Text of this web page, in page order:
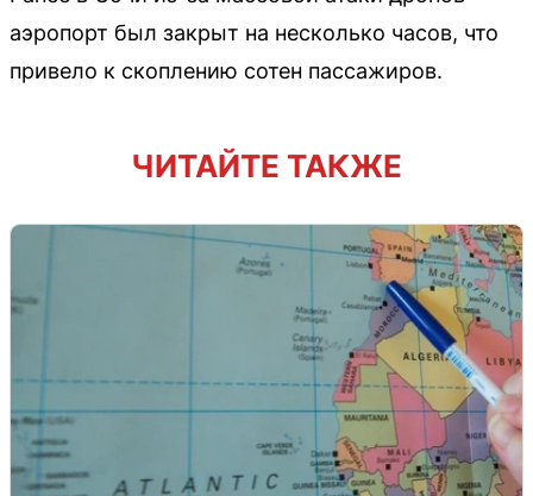
аэропорт был закрыт на несколько часов, что
привело к скоплению сотен пассажиров.
ЧИТАЙТЕ ТАКЖЕ